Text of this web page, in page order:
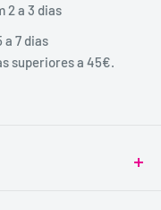
2 a 3 dias
a 7 dias
superiores a 45€.